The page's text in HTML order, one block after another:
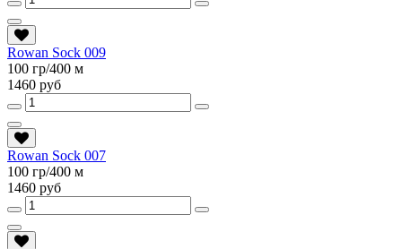
Rowan Sock 009
100 гр/400 м
1460 руб
Rowan Sock 007
100 гр/400 м
1460 руб